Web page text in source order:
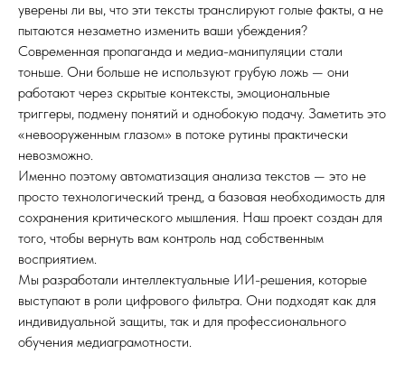
уверены ли вы, что эти тексты транслируют голые факты, а не
пытаются незаметно изменить ваши убеждения?
Современная пропаганда и медиа-манипуляции стали
тоньше. Они больше не используют грубую ложь — они
работают через скрытые контексты, эмоциональные
триггеры, подмену понятий и однобокую подачу. Заметить это
«невооруженным глазом» в потоке рутины практически
невозможно.
Именно поэтому автоматизация анализа текстов — это не
просто технологический тренд, а базовая необходимость для
сохранения критического мышления. Наш проект создан для
того, чтобы вернуть вам контроль над собственным
восприятием.
Мы разработали интеллектуальные ИИ-решения, которые
выступают в роли цифрового фильтра. Они подходят как для
индивидуальной защиты, так и для профессионального
обучения медиаграмотности.